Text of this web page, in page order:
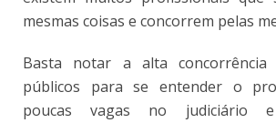
mesmas coisas e concorrem pelas
Basta notar a alta concorrência
públicos para se entender o
poucas vagas no judiciário